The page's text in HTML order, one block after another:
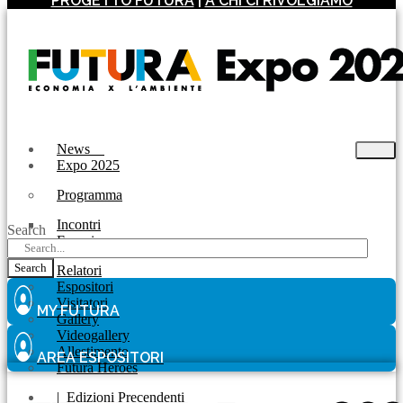
News
Expo 2025
Programma
Incontri
Experience
Relatori
Espositori
Visitatori
Gallery
Videogallery
Allestimento
Futura Heroes
| Edizioni Precendenti
Search
Search
MY FUTURA
AREA ESPOSITORI